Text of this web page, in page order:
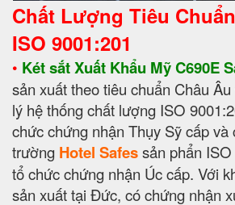
Chất Lượng Tiêu
ISO 9001:201
• Két sắt Xuất Khẩu Mỹ C690E
sản xuất theo tiêu chuẩn Châu
lý hệ thống chất lượng ISO
chức chứng nhận Thụy Sỹ cấp và
trường Hotel Safessản phẩn
tổ chức chứng nhận Úc cấp. Với
sản xuất tại Đức, có chứng nhận